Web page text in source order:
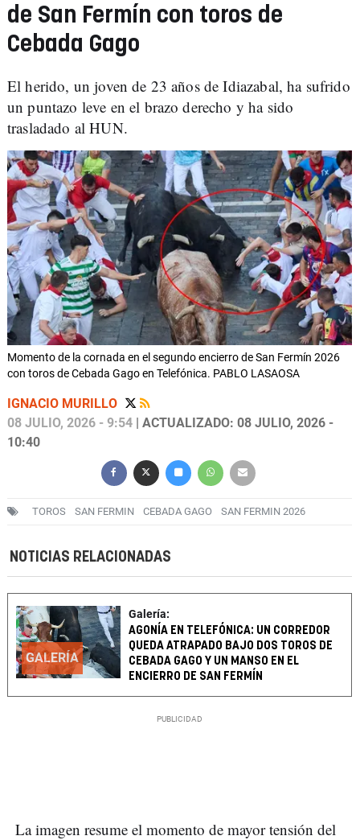
de San Fermín con toros de
Cebada Gago
El herido, un joven de 23 años de Idiazabal, ha sufrido
un puntazo leve en el brazo derecho y ha sido
trasladado al HUN.
Momento de la cornada en el segundo encierro de San Fermín 2026
con toros de Cebada Gago en Telefónica. PABLO LASAOSA
IGNACIO MURILLO
08 JULIO, 2026 - 9:54 | ACTUALIZADO: 08 JULIO, 2026 -
10:40
TOROS SAN FERMIN CEBADA GAGO SAN FERMIN 2026
NOTICIAS RELACIONADAS
GALERÍA
Galería:
AGONÍA EN TELEFÓNICA: UN CORREDOR
QUEDA ATRAPADO BAJO DOS TOROS DE
CEBADA GAGO Y UN MANSO EN EL
ENCIERRO DE SAN FERMÍN
La imagen resume el momento de mayor tensión del